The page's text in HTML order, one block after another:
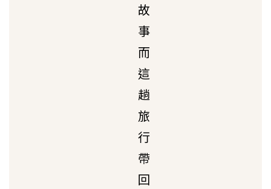
故
事
而
這
趟
旅
行
帶
回